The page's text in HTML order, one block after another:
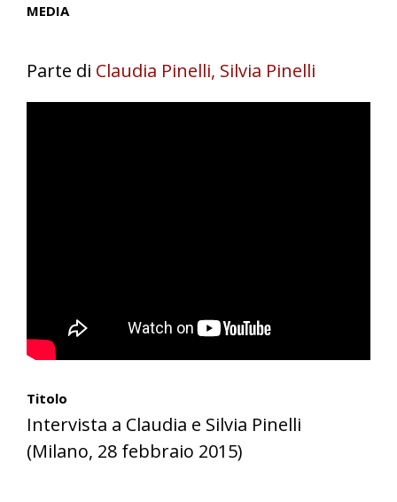
MEDIA
Parte di Claudia Pinelli, Silvia Pinelli
Titolo
Intervista a Claudia e Silvia Pinelli
(Milano, 28 febbraio 2015)